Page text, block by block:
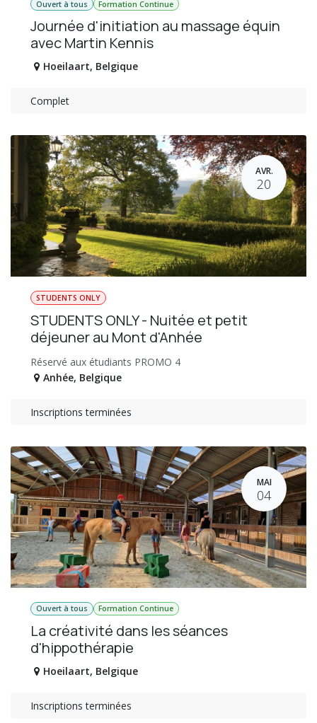
Ouvert à tous Formation Continue
Journée d'initiation au massage équin
avec Martin Kennis
Hoeilaart, Belgique
Complet
AVR.
20
STUDENTS ONLY
STUDENTS ONLY - Nuitée et petit
déjeuner au Mont d'Anhée
Réservé aux étudiants PROMO 4
Anhée, Belgique
Inscriptions terminées
MAI
04
Ouvert à tous Formation Continue
La créativité dans les séances
d'hippothérapie
Hoeilaart, Belgique
Inscriptions terminées